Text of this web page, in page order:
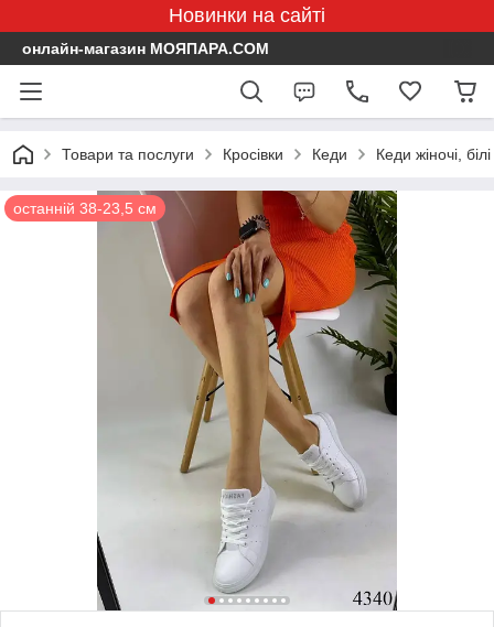
Новинки на сайті
онлайн-магазин МОЯПАРА.COM
Товари та послуги Кросівки Кеди Кеди жіночі, білі
останній 38-23,5 см